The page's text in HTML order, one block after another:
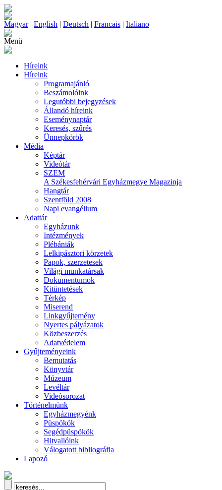
Magyar| English | Deutsch | Francais | Italiano
Menü
Híreink
Híreink
Programajánló
Beszámolóink
Legutóbbi bejegyzések
Állandó híreink
Eseménynaptár
Keresés, szűrés
Ünnepkörök
Média
Képtár
Videótár
SZEM
A Székesfehérvári Egyházmegye Magazinja
Hangtár
Szentföld 2008
Napi evangélium
Adattár
Egyházunk
Intézmények
Plébániák
Lelkipásztori körzetek
Papok, szerzetesek
Világi munkatársak
Dokumentumok
Kitüntetések
Térkép
Miserend
Linkgyűjtemény
Nyertes pályázatok
Közbeszerzés
Adatvédelem
Gyűjteményeink
Bemutatás
Könyvtár
Múzeum
Levéltár
Videósorozat
Történelmünk
Egyházmegyénk
Püspökök
Segédpüspökök
Hitvallóink
Válogatott bibliográfia
Lapozó